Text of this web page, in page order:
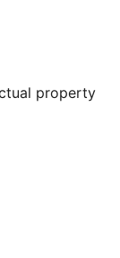
property